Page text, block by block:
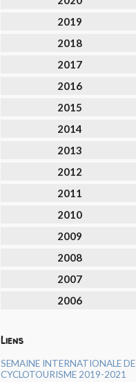
2019
2018
2017
2016
2015
2014
2013
2012
2011
2010
2009
2008
2007
2006
Liens
SEMAINE INTERNATIONALE DE
CYCLOTOURISME 2019-2021